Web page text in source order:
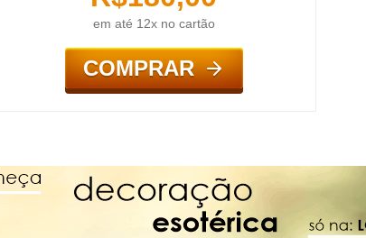
em até 12x no cartão
COMPRAR